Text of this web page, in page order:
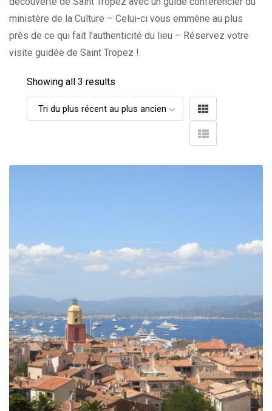
ministère de la Culture – Celui-ci vous emmène au plus
près de ce qui fait l’authenticité du lieu – Réservez votre
visite guidée de Saint Tropez !
Showing all 3 results